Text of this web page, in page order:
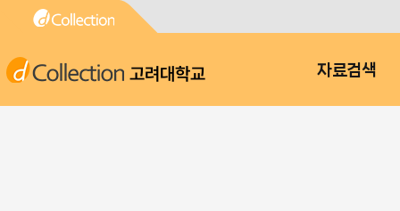
고려대학교 자료검색